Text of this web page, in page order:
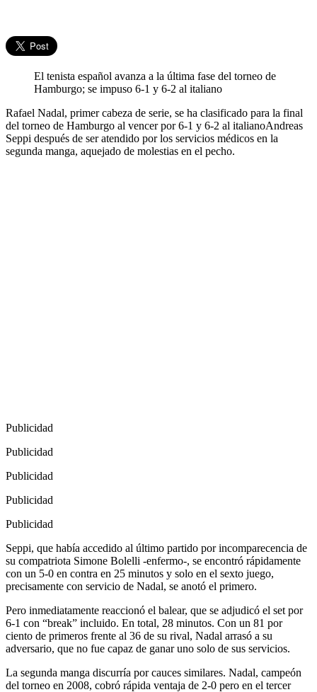
El tenista español avanza a la última fase del torneo de
Hamburgo; se impuso 6-1 y 6-2 al italiano
Rafael Nadal, primer cabeza de serie, se ha clasificado para la final
del torneo de Hamburgo al vencer por 6-1 y 6-2 al italianoAndreas
Seppi después de ser atendido por los servicios médicos en la
segunda manga, aquejado de molestias en el pecho.
Publicidad
Publicidad
Publicidad
Publicidad
Publicidad
Seppi, que había accedido al último partido por incomparecencia de
su compatriota Simone Bolelli -enfermo-, se encontró rápidamente
con un 5-0 en contra en 25 minutos y solo en el sexto juego,
precisamente con servicio de Nadal, se anotó el primero.
Pero inmediatamente reaccionó el balear, que se adjudicó el set por
6-1 con “break” incluido. En total, 28 minutos. Con un 81 por
ciento de primeros frente al 36 de su rival, Nadal arrasó a su
adversario, que no fue capaz de ganar uno solo de sus servicios.
La segunda manga discurría por cauces similares. Nadal, campeón
del torneo en 2008, cobró rápida ventaja de 2-0 pero en el tercer